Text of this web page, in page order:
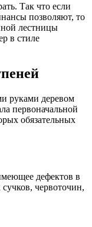
Так что если
позволяют, то
лестницы
в стиле
руками деревом
первоначальной
обязательных
дефектов в
червоточин,